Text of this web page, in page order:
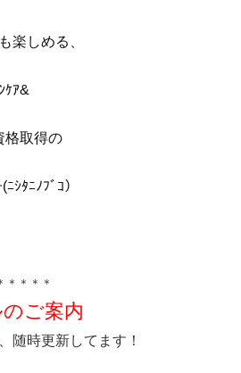
楽しめる、
ｹｱ&
格取得の
ﾀﾆﾉﾌﾞｺ）
＊＊＊＊
ご案内
随時更新してます！